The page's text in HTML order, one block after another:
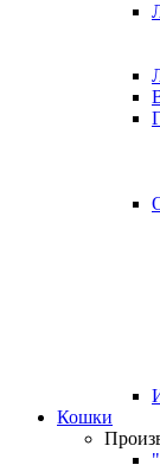
Кошки